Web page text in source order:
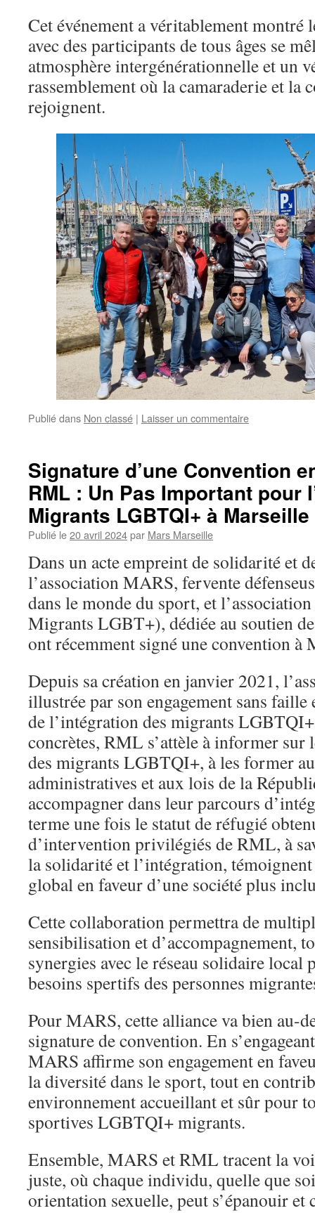
Cet événement a véritablement montré
avec des participants de tous âges se
atmosphère intergénérationnelle et un
rassemblement où la camaraderie et la
rejoignent.
Publié dans Non classé | Laisser un commentaire
Signature d’une Convention
RML : Un Pas Important pour
Migrants LGBTQI+ à Marseille
Publié le20 avril 2024par Mars Marseille
Dans un acte empreint de solidarité et
l’association MARS, fervente
dans le monde du sport, et
Migrants LGBT+), dédiée au soutien
ont récemment signé une convention à
Depuis sa création en janvier 2021,
illustrée par son engagement sans faille
de l’intégration des migrants
concrètes, RML s’attèle à informer sur
des migrants LGBTQI+, à les former
administratives et aux lois de la
accompagner dans leur parcours
terme une fois le statut de réfugié
d’intervention privilégiés de RML, à
la solidarité et l’intégration, témoignent
global en faveur d’une société plus
Cette collaboration permettra de
sensibilisation et d’accompagnement,
synergies avec le réseau solidaire local
besoins spertifs des personnes
Pour MARS, cette alliance va bien au-
signature de convention. En
MARS affirme son engagement en
la diversité dans le sport, tout en
environnement accueillant et sûr pour
sportives LGBTQI+ migrants.
Ensemble, MARS et RML tracent la
juste, où chaque individu, quelle que
orientation sexuelle, peut s’épanouir